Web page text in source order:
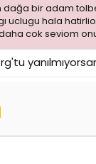
dağa bir adam
uclugu hala
cok seviom